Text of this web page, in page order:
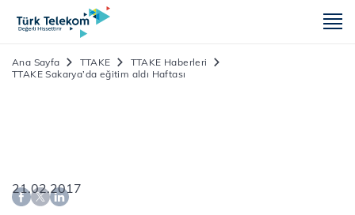
Ana Sayfa TTAKE
TTAKE Haberleri
TTAKE Sakarya’da eğitim aldı Haftası
21.02.2017